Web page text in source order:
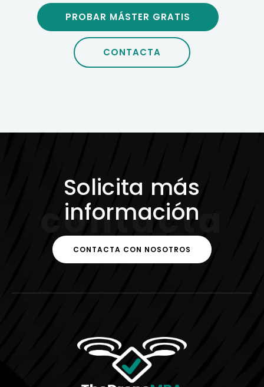
PROBAR MÁSTER GRATIS
CONTACTA
ontacta
Solicita más
información
CONTACTA CON NOSOTROS